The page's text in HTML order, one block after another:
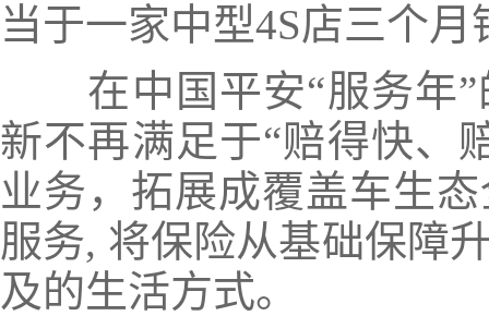
当于一家中型4S店三个月
在中国平安“服务年”
新不再满足于“赔得快、
业务，拓展成覆盖车生
服务, 将保险从基础保障
及的生活方式。